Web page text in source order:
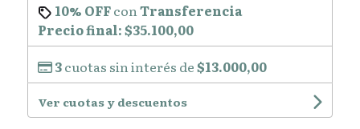
10% OFFconTransferencia
Precio final:$35.100,00
3cuotas sin interés de$13.000,00
Ver cuotas y descuentos